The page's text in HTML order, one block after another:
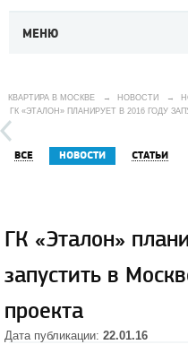
МЕНЮ
КВАРТИРА В МОСКВЕ → НОВОСТИ →
ГК «ЭТАЛОН» ПЛАНИРУЕТ В 2016 ГОДУ
ВСЕ НОВОСТИ СТАТЬИ
ГК «Эталон»
запустить в
проекта
Дата публикации: 22.01.16